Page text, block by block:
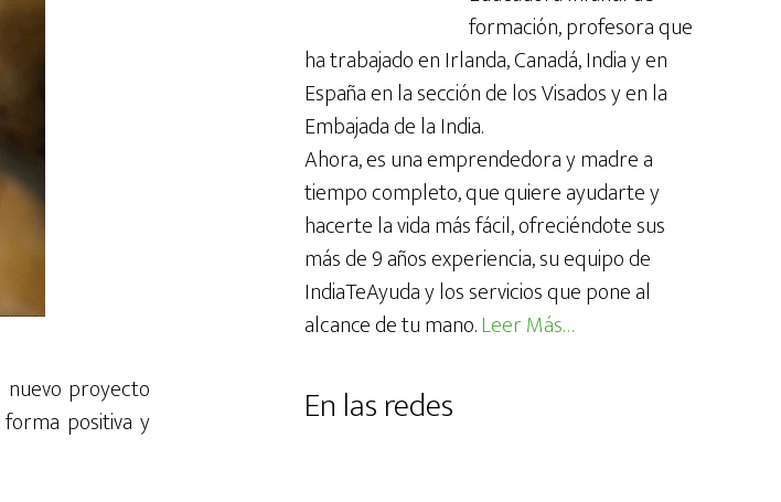
proyecto
positiva y
formación, profesora que
ha trabajado en Irlanda, Canadá, India y en
España en la sección de los Visados y en la
Embajada de la India.
Ahora, es una emprendedora y madre a
tiempo completo, que quiere ayudarte y
hacerte la vida más fácil, ofreciéndote sus
más de 9 años experiencia, su equipo de
IndiaTeAyuda y los servicios que pone al
alcance de tu mano.Leer Más…
En las redes